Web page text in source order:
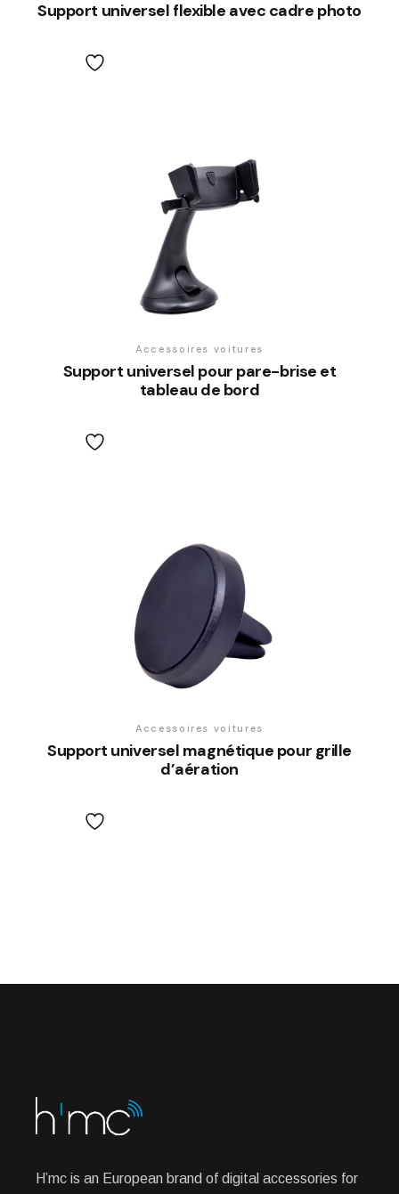
Support universel flexible avec cadre photo
Accessoires voitures
Support universel pour pare-brise et
tableau de bord
Accessoires voitures
Support universel magnétique pour grille
d’aération
H’mc is an European brand of digital accessories for